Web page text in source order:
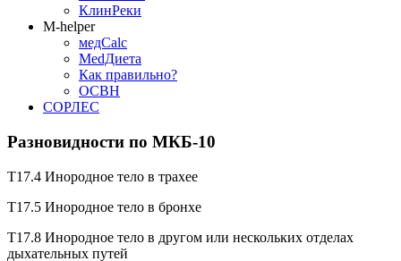
КлинРеки
M-helper
медCalc
MedДиета
Как правильно?
ОСВН
СОРЛЕС
Разновидности по МКБ-10
T17.4 Инородное тело в трахее
T17.5 Инородное тело в бронхе
T17.8 Инородное тело в другом или нескольких отделах
дыхательных путей